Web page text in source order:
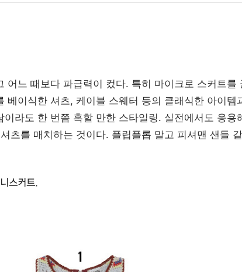
어느 때보다 파급력이 컸다. 특히 마이크로 스커트를
베이식한 셔츠, 케이블 스웨터 등의 클래식한 아이템
라도 한 번쯤 혹할 만한 스타일링. 실전에서도 응용
츠를 매치하는 것이다. 플립플롭 말고 피셔맨 샌들
스커트.